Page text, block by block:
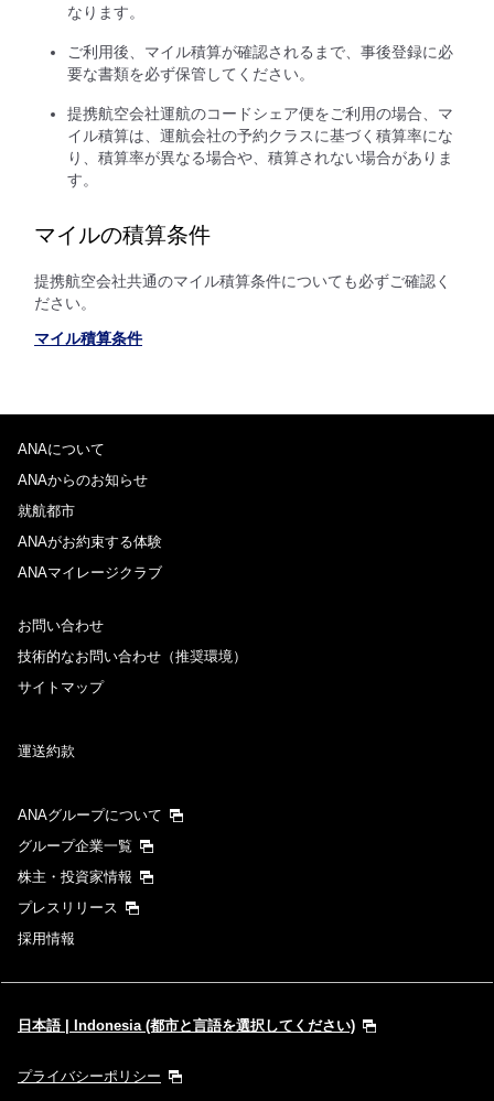
なります。
ご利用後、マイル積算が確認されるまで、事後登録に必
要な書類を必ず保管してください。
提携航空会社運航のコードシェア便をご利用の場合、マ
イル積算は、運航会社の予約クラスに基づく積算率にな
り、積算率が異なる場合や、積算されない場合がありま
す。
マイルの積算条件
提携航空会社共通のマイル積算条件についても必ずご確認く
ださい。
マイル積算条件
ANAについて
ANAからのお知らせ
就航都市
ANAがお約束する体験
ANAマイレージクラブ
お問い合わせ
技術的なお問い合わせ（推奨環境）
サイトマップ
運送約款
ANAグループについて
グループ企業一覧
株主・投資家情報
プレスリリース
採用情報
日本語 | Indonesia (都市と言語を選択してください)
プライバシーポリシー